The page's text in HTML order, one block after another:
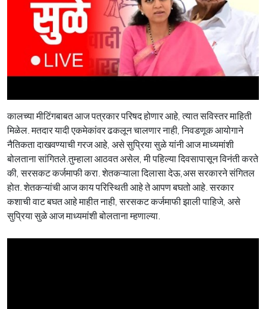
कालच्या मीटिंगबाबत आज पत्रकार परिषद होणार आहे, त्यात सविस्तर माहिती
मिळेल. मतदार यादी एकमेकांवर ढकलून चालणार नाही, निवडणूक आयोगाने
नैतिकता दाखवण्याची गरज आहे, असे सुप्रिया सुळे यांनी आज माध्यमांशी
बोलताना सांगितले.तुम्हाला आठवत असेल, मी पहिल्या दिवसापासून विनंती करते
की, सरसकट कर्जमाफी करा. शेतकऱ्याला दिलासा देऊ,अस सरकारने संगितल
होत. शेतकऱ्यांची आज काय परिस्थिती आहे ते आपण बघतो आहे. सरकार
कशाची वाट बघत आहे माहीत नाही, सरसकट कर्जमाफी झाली पाहिजे, असे
सुप्रिया सुळे आज माध्यमांशी बोलताना म्हणाल्या.